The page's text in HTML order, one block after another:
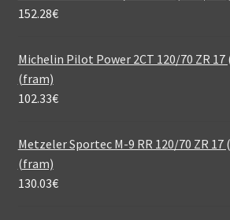
152.28€
Michelin Pilot Power 2CT 120/70 ZR 17
(fram)
102.33€
Metzeler Sportec M-9 RR 120/70 ZR 17
(fram)
130.03€